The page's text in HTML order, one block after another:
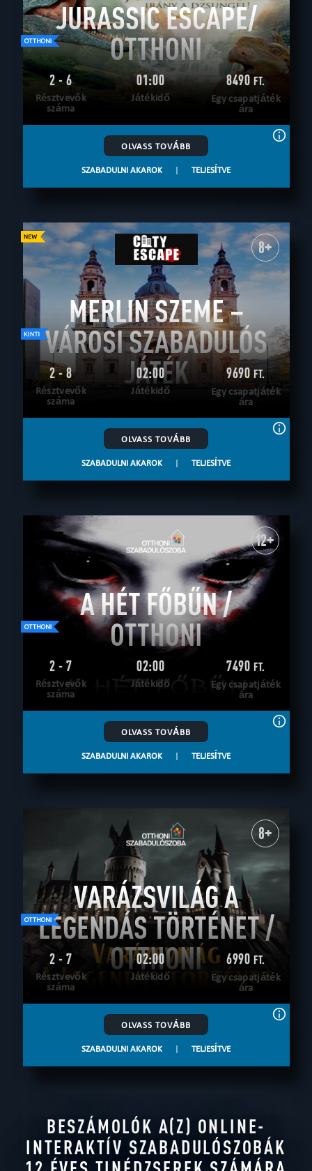
JURASSIC ESCAPE/
OTTHONI
2 - 6
Résztvevők
száma
01:00
Játékidő
8490FT.
Egy csapatjáték
ára
OLVASS TOVÁBB
SZABADULNI AKAROK | TELJESÍTVE
8+
MERLIN SZEME –
VÁROSI SZABADULÓS
JÁTÉK
2 - 8
Résztvevők
száma
02:00
Játékidő
9690FT.
Egy csapatjáték
ára
OLVASS TOVÁBB
SZABADULNI AKAROK | TELJESÍTVE
12+
A HÉT FŐBŰN /
OTTHONI
2 - 7
Résztvevők
száma
02:00
Játékidő
7490FT.
Egy csapatjáték
ára
OLVASS TOVÁBB
SZABADULNI AKAROK | TELJESÍTVE
8+
VARÁZSVILÁG A
LEGENDÁS TÖRTÉNET /
OTTHONI
2 - 7
Résztvevők
száma
02:00
Játékidő
6990FT.
Egy csapatjáték
ára
OLVASS TOVÁBB
SZABADULNI AKAROK | TELJESÍTVE
BESZÁMOLÓK A(Z) ONLINE-
INTERAKTÍV SZABADULÓSZOBÁK